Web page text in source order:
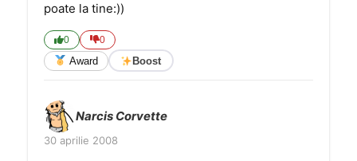
poate la tine:))
0 0
Award Boost
Narcis Corvette
30 aprilie 2008